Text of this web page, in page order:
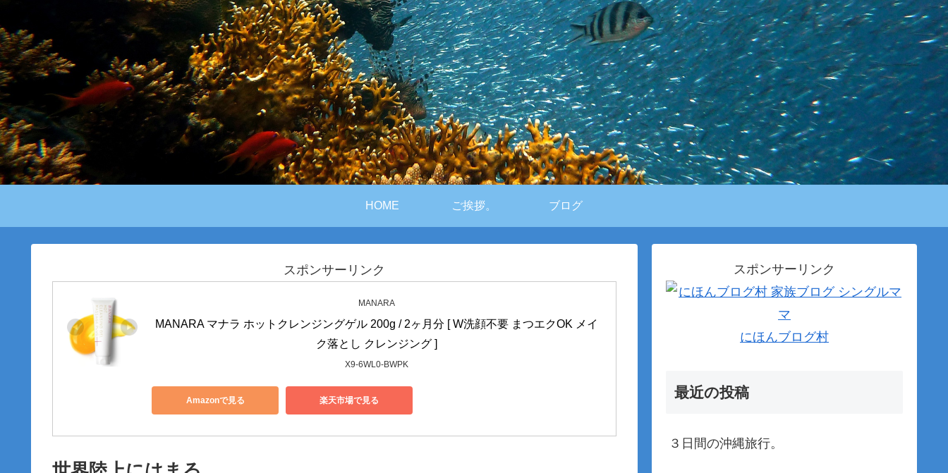
HOME ご挨拶。 ブログ
スポンサーリンク
MANARA
MANARA マナラ ホットクレンジングゲル 200g / 2ヶ月分 [ W洗顔不要 まつエクOK メイ
ク落とし クレンジング ]
X9-6WL0-BWPK
Amazonで見る 楽天市場で見る
スポンサーリンク
にほんブログ村
最近の投稿
３日間の沖縄旅行。